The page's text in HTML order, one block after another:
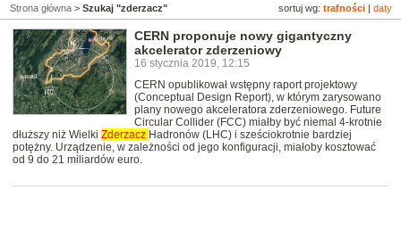
sortuj wg: trafności daty
Strona główna > Szukaj "zderzacz"
CERN proponuje nowy gigantyczny
akcelerator zderzeniowy
16 stycznia 2019, 12:15
CERN opublikował wstępny raport projektowy
(Conceptual Design Report), w którym zarysowano
plany nowego akceleratora zderzeniowego. Future
Circular Collider (FCC) miałby być niemal 4-krotnie
dłuższy niż Wielki Zderzacz Hadronów (LHC) i sześciokrotnie bardziej
potężny. Urządzenie, w zależności od jego konfiguracji, miałoby kosztować
od 9 do 21 miliardów euro.